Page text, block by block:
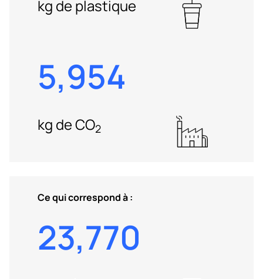
kg de plastique
5,954
kg de CO2
Ce qui correspond à :
23,770